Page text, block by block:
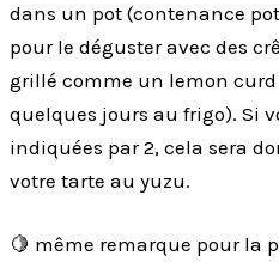
dans un pot (contenance
pour le déguster avec des
grillé comme un lemon curd
quelques jours au frigo). Si
indiquées par 2, cela sera
votre tarte au yuzu.
🍋 même remarque pour la